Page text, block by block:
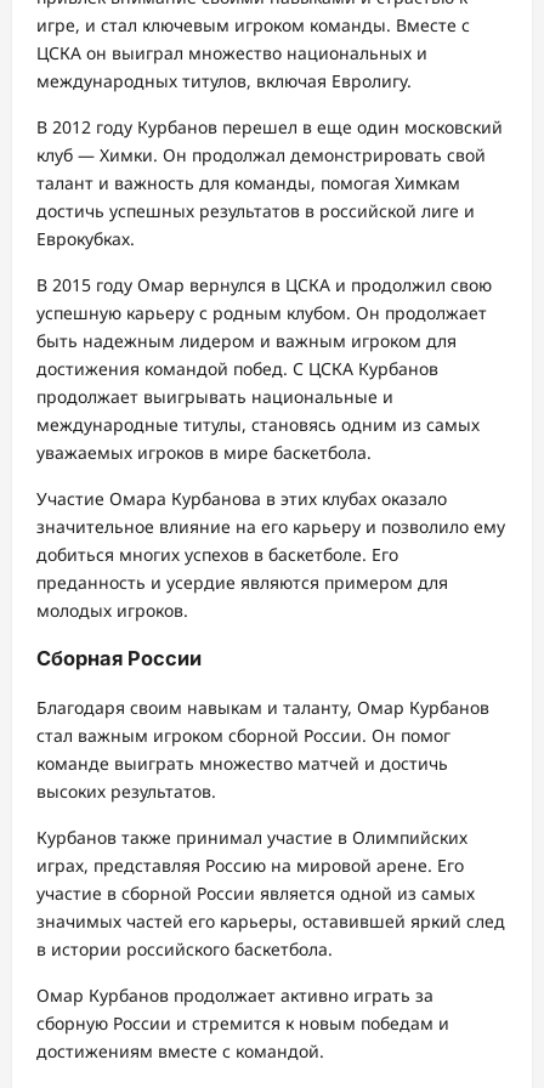
игре, и стал ключевым игроком команды. Вместе с
ЦСКА он выиграл множество национальных и
международных титулов, включая Евролигу.
В 2012 году Курбанов перешел в еще один московский
клуб — Химки. Он продолжал демонстрировать свой
талант и важность для команды, помогая Химкам
достичь успешных результатов в российской лиге и
Еврокубках.
В 2015 году Омар вернулся в ЦСКА и продолжил свою
успешную карьеру с родным клубом. Он продолжает
быть надежным лидером и важным игроком для
достижения командой побед. С ЦСКА Курбанов
продолжает выигрывать национальные и
международные титулы, становясь одним из самых
уважаемых игроков в мире баскетбола.
Участие Омара Курбанова в этих клубах оказало
значительное влияние на его карьеру и позволило ему
добиться многих успехов в баскетболе. Его
преданность и усердие являются примером для
молодых игроков.
Сборная России
Благодаря своим навыкам и таланту, Омар Курбанов
стал важным игроком сборной России. Он помог
команде выиграть множество матчей и достичь
высоких результатов.
Курбанов также принимал участие в Олимпийских
играх, представляя Россию на мировой арене. Его
участие в сборной России является одной из самых
значимых частей его карьеры, оставившей яркий след
в истории российского баскетбола.
Омар Курбанов продолжает активно играть за
сборную России и стремится к новым победам и
достижениям вместе с командой.